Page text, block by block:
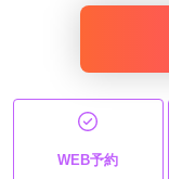
WEB予約